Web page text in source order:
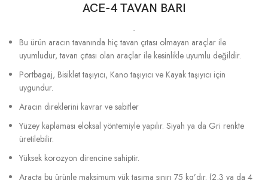
ACE-4 TAVAN BARI
-
Bu ürün aracın tavanında hiç tavan çıtası olmayan araçlar ile
uyumludur, tavan çıtası olan araçlar ile kesinlikle uyumlu değildir.
Portbagaj, Bisiklet taşıyıcı, Kano taşıyıcı ve Kayak taşıyıcı için
uygundur.
Aracın direklerini kavrar ve sabitler
Yüzey kaplaması eloksal yöntemiyle yapılır. Siyah ya da Gri renkte
üretilebilir.
Yüksek korozyon direncine sahiptir.
Araçta bu ürünle maksimum yük taşıma sınırı 75 kg’dır. (2,3 ya da 4